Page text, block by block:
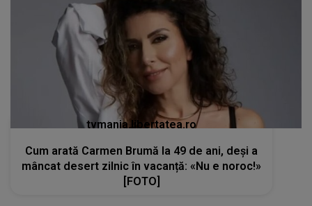
tvmania.libertatea.ro
Cum arată Carmen Brumă la 49 de ani, deși a
mâncat desert zilnic în vacanță: «Nu e noroc!»
[FOTO]